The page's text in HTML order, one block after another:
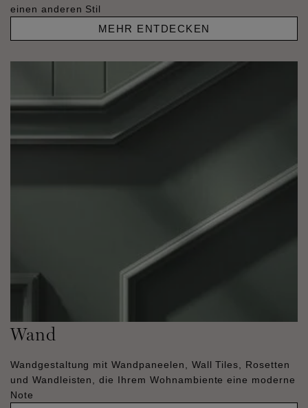
einen anderen Stil
MEHR ENTDECKEN
Wand
Wandgestaltung mit Wandpaneelen, Wall Tiles, Rosetten
und Wandleisten, die Ihrem Wohnambiente eine moderne
Note